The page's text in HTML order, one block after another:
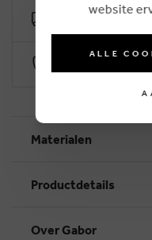
Gratis levering
Materialen
Productdetails
Over Gabor
website
ALLE